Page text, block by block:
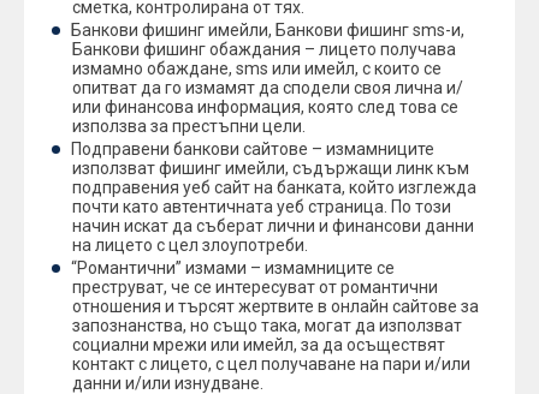
сметка, контролирана от тях.
Банкови фишинг имейли, Банкови фишинг sms-и,
Банкови фишинг обаждания – лицето получава
измамно обаждане, sms или имейл, с които се
опитват да го измамят да сподели своя лична и/
или финансова информация, която след това се
използва за престъпни цели.
Подправени банкови сайтове – измамниците
използват фишинг имейли, съдържащи линк към
подправения уеб сайт на банката, който изглежда
почти като автентичната уеб страница. По този
начин искат да съберат лични и финансови данни
на лицето с цел злоупотреби.
“Романтични” измами – измамниците се
преструват, че се интересуват от романтични
отношения и търсят жертвите в онлайн сайтове за
запознанства, но също така, могат да използват
социални мрежи или имейл, за да осъществят
контакт с лицето, с цел получаване на пари и/или
данни и/или изнудване.